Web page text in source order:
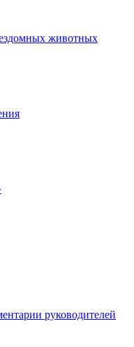
животных
руководителей